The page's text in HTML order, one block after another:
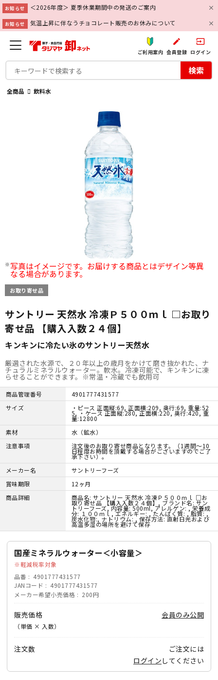
お知らせ ＜2026年度＞ 夏季休業期間中の発送のご案内
お知らせ 気温上昇に伴なうチョコレート販売のお休みについて
ご利用案内
create
会員登録
input
ログイン
検索
全商品 飲料水
写真はイメージです。お届けする商品とはデザイン等異
なる場合があります。
お取り寄せ品
サントリー 天然水 冷凍Ｐ５００ｍｌ □お取り
寄せ品 【購入入数２４個】
キンキンに冷たい氷のサントリー天然水
厳選された水源で、２０年以上の歳月をかけて磨き抜かれた、ナ
チュラルミネラルウォーター。軟水。冷凍可能で、キンキンに凍
らせることができます。※常温・冷蔵でも飲用可
商品管理番号
4901777431577
サイズ
・ピース 正面縦:69, 正面横:209, 奥行:69, 重量:52
5, ・ケース 正面縦:280, 正面横:220, 奥行:420, 重
量:12800
素材
水（鉱水）
注意事項
注文後のお取り寄せ商品となります。（1週間～10
日程度お時間を頂戴する場合がございますのでご了
承下さい）。
メーカー名
サントリーフーズ
賞味期限
12ヶ月
商品詳細
商品名: サントリー 天然水 冷凍Ｐ５００ｍｌ □お
取り寄せ品 【購入入数２４個】, ブランド名: サン
トリーフーズ, 内容量: 500ml, アレルゲン: , 栄養成
分: １００ｍｌ, エネルギー: , たんぱく質: , 脂質: ,
炭水化物:, ナトリウム: , 保存方法: 直射日光および
高温多湿の場所を避けて保存
国産ミネラルウォーター＜小容量＞
軽減税率対象
品番
4901777431577
JANコード
4901777431577
メーカー希望小売価格
200円
販売価格
（単価 × 入数）
会員のみ公開
注文数
ご注文には
ログイン してください